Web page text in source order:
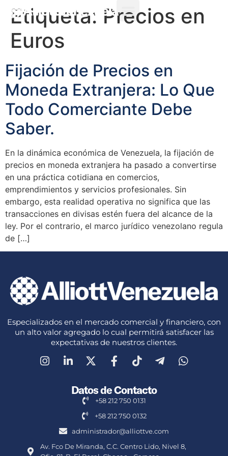
Etiqueta: Precios en
Euros
Fijación de Precios en
Moneda Extranjera: Lo Que
Todo Comerciante Debe
Saber.
En la dinámica económica de Venezuela, la fijación de
precios en moneda extranjera ha pasado a convertirse
en una práctica cotidiana en comercios,
emprendimientos y servicios profesionales. Sin
embargo, esta realidad operativa no significa que las
transacciones en divisas estén fuera del alcance de la
ley. Por el contrario, el marco jurídico venezolano regula
de […]
Especializados en el mercado comercial y financiero, con
un alto valor agregado lo cual permitirá satisfacer las
expectativas de nuestros clientes.
Datos de Contacto
+58 212 750 0131
+58 212 750 0132
administrador@alliottve.com
Av. Fco De Miranda, C.C. Centro Lido, Nivel 8,